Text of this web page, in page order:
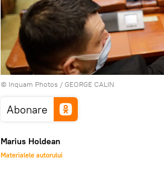
© Inquam Photos / GEORGE CALIN
Abonare
Marius Holdean
Materialele autorului